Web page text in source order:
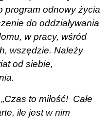
program odnowy życia
do oddziaływania
w pracy, wśród
wszędzie. Należy
od siebie,
to miłość! Całe
ile jest w nim